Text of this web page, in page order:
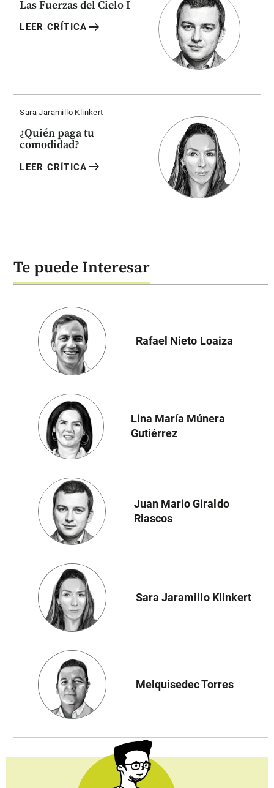
Las Fuerzas del Cielo I
LEER CRÍTICA arrow_right_alt
Sara Jaramillo Klinkert
¿Quién paga tu
comodidad?
LEER CRÍTICA arrow_right_alt
Te puede Interesar
Rafael Nieto Loaiza
Lina María Múnera
Gutiérrez
Juan Mario Giraldo
Riascos
Sara Jaramillo Klinkert
Melquisedec Torres